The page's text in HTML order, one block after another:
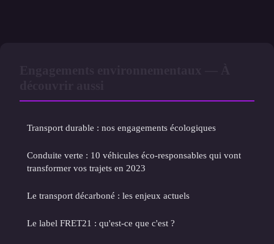
Transport durable : nos engagements écologiques
Conduite verte : 10 véhicules éco-responsables qui vont
transformer vos trajets en 2023
Le transport décarboné : les enjeux actuels
Le label FRET21 : qu'est-ce que c'est ?